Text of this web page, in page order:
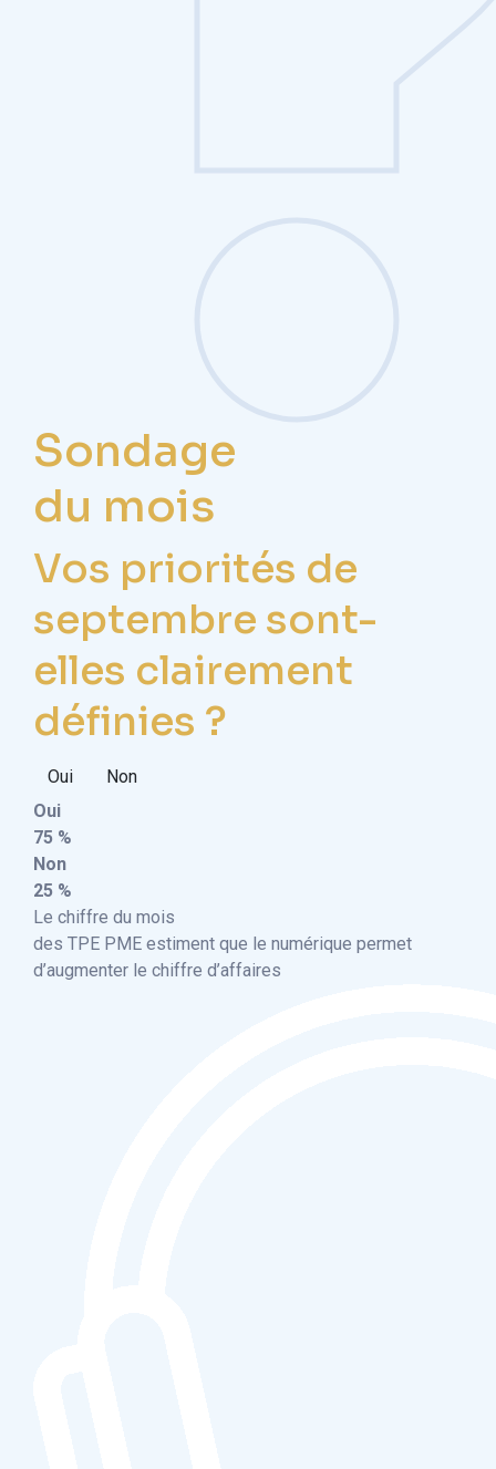
Sondage
du mois
Vos priorités de
septembre sont-
elles clairement
définies ?
Oui
Non
Oui
75 %
Non
25 %
Le chiffre du mois
des TPE PME estiment que le numérique permet
d’augmenter le chiffre d’affaires